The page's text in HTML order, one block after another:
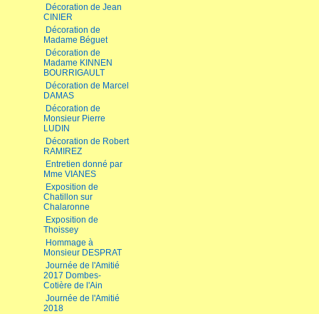
Décoration de Jean
CINIER
Décoration de
Madame Béguet
Décoration de
Madame KINNEN
BOURRIGAULT
Décoration de Marcel
DAMAS
Décoration de
Monsieur Pierre
LUDIN
Décoration de Robert
RAMIREZ
Entretien donné par
Mme VIANES
Exposition de
Chatillon sur
Chalaronne
Exposition de
Thoissey
Hommage à
Monsieur DESPRAT
Journée de l'Amitié
2017 Dombes-
Cotière de l'Ain
Journée de l'Amitié
2018